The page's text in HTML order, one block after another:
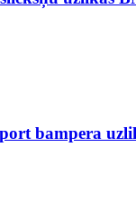
bampera